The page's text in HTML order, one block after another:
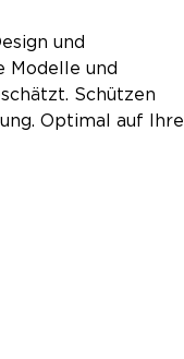
und
Modelle und
Schützen
Optimal auf Ihre